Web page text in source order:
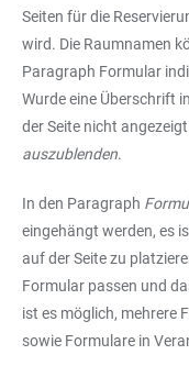
Seiten für die
wird. Die Raumnamen
Paragraph Formular
Wurde eine Überschrift
der Seite nicht
auszublenden.
In den Paragraph
eingehängt werden, es
auf der Seite zu
Formular passen und
ist es möglich, mehrere
sowie Formulare in